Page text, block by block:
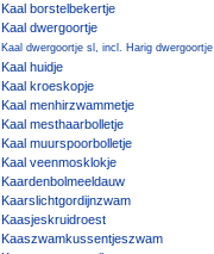
Kaal borstelbekertje
Kaal dwergoortje
Kaal dwergoortje sl, incl. Harig dwergoortje
Kaal huidje
Kaal kroeskopje
Kaal menhirzwammetje
Kaal mesthaarbolletje
Kaal muurspoorbolletje
Kaal veenmosklokje
Kaardenbolmeeldauw
Kaarslichtgordijnzwam
Kaasjeskruidroest
Kaaszwamkussentjeszwam